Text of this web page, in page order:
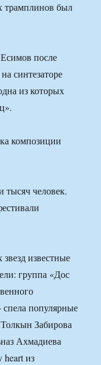
трамплинов был
после
синтезаторе
из которых
композиции
человек.
известные
группа «Дос
спела популярные
Забирова
Ахмадиева
из